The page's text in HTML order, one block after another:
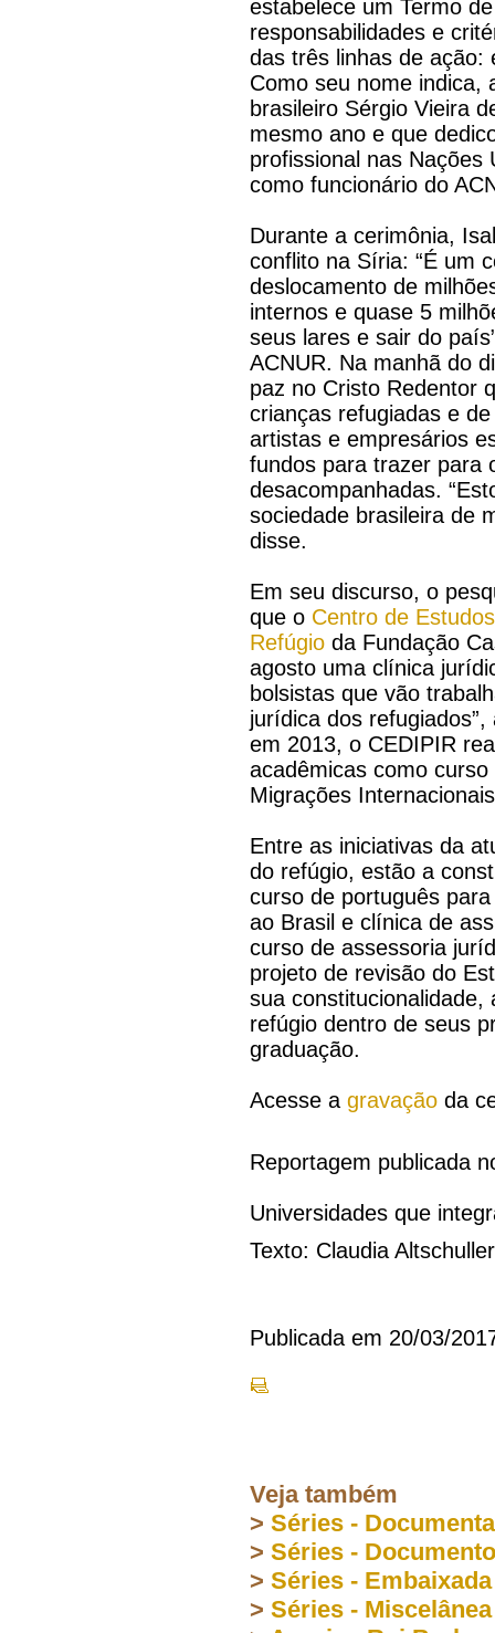
estabelece um Termo
responsabilidades e
das três linhas de ação:
Como seu nome indica,
brasileiro Sérgio Vieira
mesmo ano e que
profissional nas Nações
como funcionário do
Durante a cerimônia,
conflito na Síria: “É um
deslocamento de
internos e quase 5
seus lares e sair do
ACNUR. Na manhã do
paz no Cristo Redentor
crianças refugiadas e
artistas e empresários
fundos para trazer para
desacompanhadas.
sociedade brasileira de
disse.
Em seu discurso, o
que o Centro de
Refúgio da Fundação
agosto uma clínica
bolsistas que vão
jurídica dos
em 2013, o CEDIPIR
acadêmicas como
Migrações
Entre as iniciativas da
do refúgio, estão a
curso de português
ao Brasil e clínica de
curso de assessoria
projeto de revisão do
sua
refúgio dentro de seus
graduação.
Acesse a gravação da
Reportagem publicada
Universidades que
Texto: Claudia
Publicada em 20/03/
Veja também
> Séries -
> Séries -
> Séries -
> Séries - Miscelânea